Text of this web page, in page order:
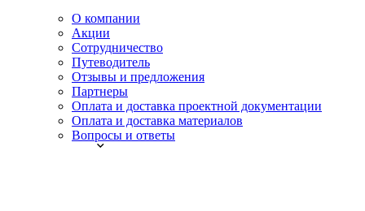
О компании
Акции
Сотрудничество
Путеводитель
Отзывы и предложения
Партнеры
Оплата и доставка проектной документации
Оплата и доставка материалов
Вопросы и ответы